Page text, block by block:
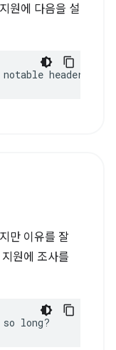
원에 다음을 설
headers?
만 이유를 잘
원에 조사를
long?